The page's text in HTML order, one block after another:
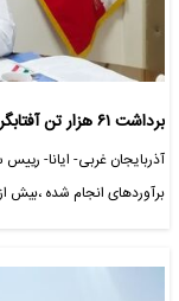
برداشت ۶۱ هزار تن آفتابگردان آجیلی و روغنی از مزارع آذربایجان غربی
آذربایجان غربی- ایانا-
برآوردهای انجام شده ،بیش از۶۱ هزار…